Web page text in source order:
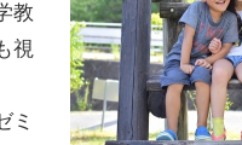
教
視
ミ